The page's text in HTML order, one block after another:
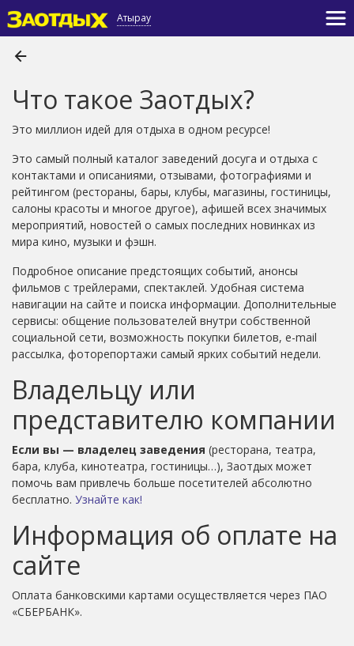
Атырау
Что такое Заотдых?
Это миллион идей для отдыха в одном ресурсе!
Это самый полный каталог заведений досуга и отдыха с
контактами и описаниями, отзывами, фотографиями и
рейтингом (рестораны, бары, клубы, магазины, гостиницы,
салоны красоты и многое другое), афишей всех значимых
мероприятий, новостей о самых последних новинках из
мира кино, музыки и фэшн.
Подробное описание предстоящих событий, анонсы
фильмов с трейлерами, спектаклей. Удобная система
навигации на сайте и поиска информации. Дополнительные
сервисы: общение пользователей внутри собственной
социальной сети, возможность покупки билетов, e-mail
рассылка, фоторепортажи самый ярких событий недели.
Владельцу или
представителю компании
Если вы — владелец заведения (ресторана, театра,
бара, клуба, кинотеатра, гостиницы…), Заотдых может
помочь вам привлечь больше посетителей абсолютно
бесплатно. Узнайте как!
Информация об оплате на
сайте
Оплата банковскими картами осуществляется через ПАО
«СБЕРБАНК».